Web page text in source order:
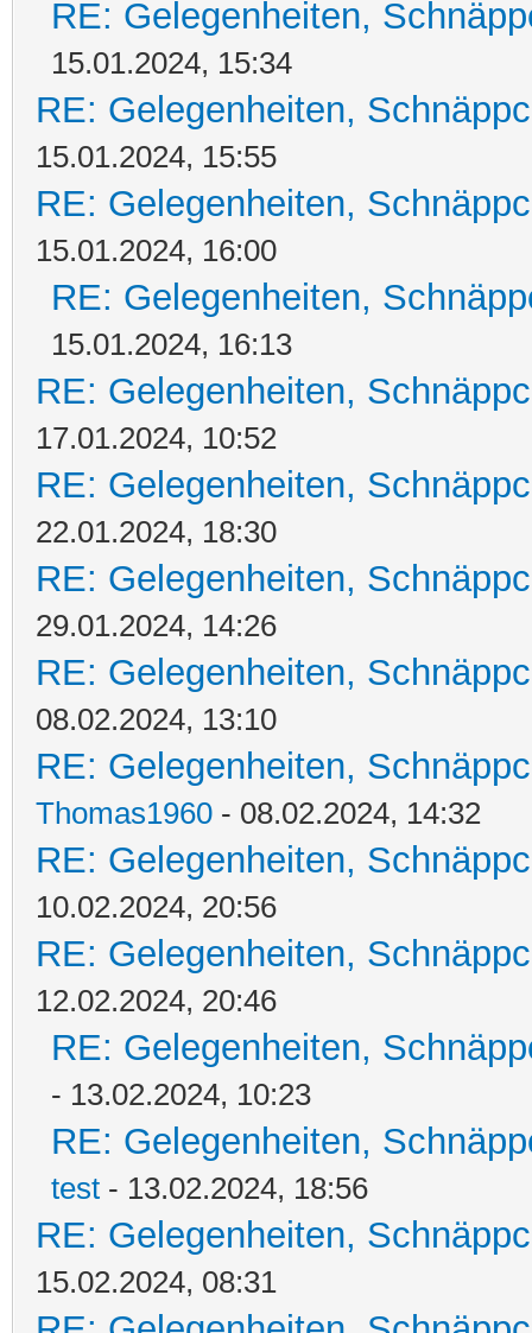
RE: Gelegenheiten,
15.01.2024, 15:34
RE: Gelegenheiten,
15.01.2024, 15:55
RE: Gelegenheiten,
15.01.2024, 16:00
RE: Gelegenheiten,
15.01.2024, 16:13
RE: Gelegenheiten,
17.01.2024, 10:52
RE: Gelegenheiten,
22.01.2024, 18:30
RE: Gelegenheiten,
29.01.2024, 14:26
RE: Gelegenheiten,
08.02.2024, 13:10
RE: Gelegenheiten,
Thomas1960 - 08.02.2024, 14:32
RE: Gelegenheiten,
10.02.2024, 20:56
RE: Gelegenheiten,
12.02.2024, 20:46
RE: Gelegenheiten,
- 13.02.2024, 10:23
RE: Gelegenheiten,
test - 13.02.2024, 18:56
RE: Gelegenheiten,
15.02.2024, 08:31